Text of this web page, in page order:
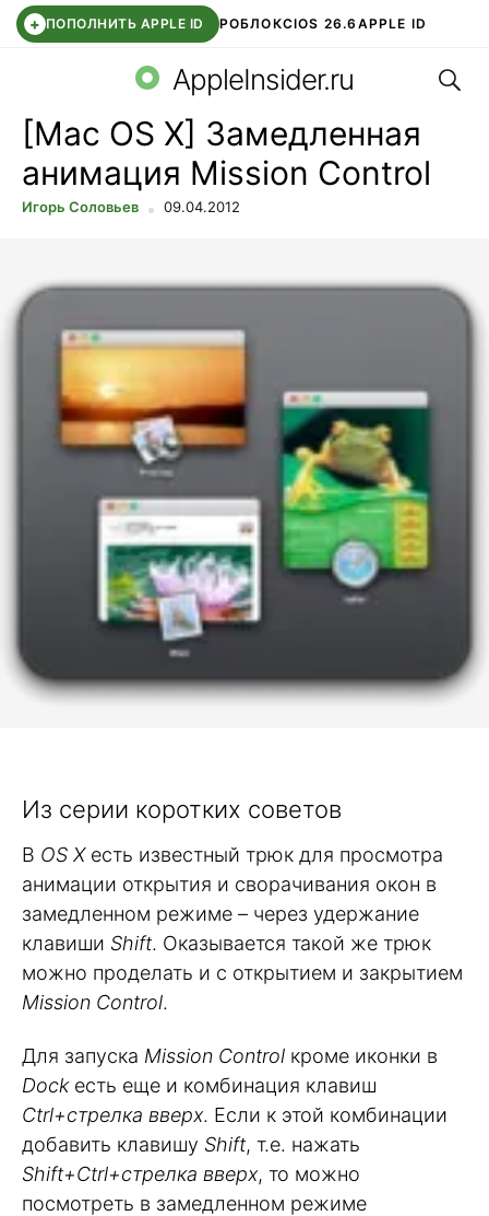
+ ПОПОЛНИТЬ APPLE ID РОБЛОКСIOS 26.6 APPLE ID
WHATSAPP DDE STOREAPP STOREOZON БАНК
AppleInsider.ru
[Mac OS X] Замедленная
анимация Mission Control
Игорь Соловьев 09.04.2012
Из серии коротких советов
В OS Xесть известный трюк для просмотра
анимации открытия и сворачивания окон в
замедленном режиме – через удержание
клавиши Shift. Оказывается такой же трюк
можно проделать и с открытием и закрытием
Mission Control.
Для запуска Mission Control кроме иконки в
Dockесть еще и комбинация клавиш
Ctrl+стрелка вверх. Если к этой комбинации
добавить клавишу Shift, т.е. нажать
Shift+Ctrl+стрелка вверх, то можно
посмотреть в замедленном режиме